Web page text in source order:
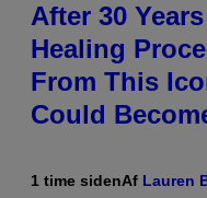
After 30
Healing
From This
Could
1 time sidenAf Lauren